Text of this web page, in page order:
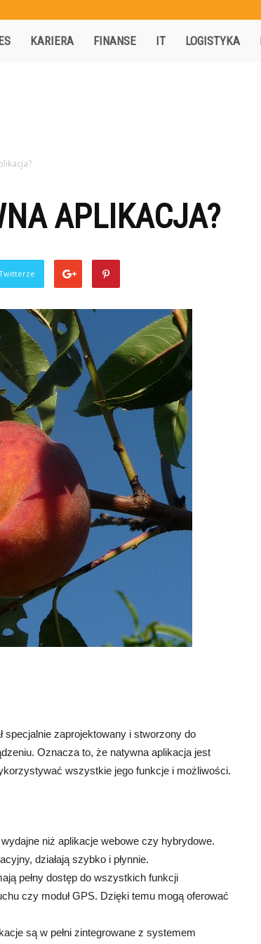
KARIERA FINANSE IT LOGISTYKA
APLIKACJA?
specjalnie zaprojektowany i stworzony do
Oznacza to, że natywna aplikacja jest
wszystkie jego funkcje i możliwości.
niż aplikacje webowe czy hybrydowe.
działają szybko i płynnie.
pełny dostęp do wszystkich funkcji
czy moduł GPS. Dzięki temu mogą oferować
są w pełni zintegrowane z systemem